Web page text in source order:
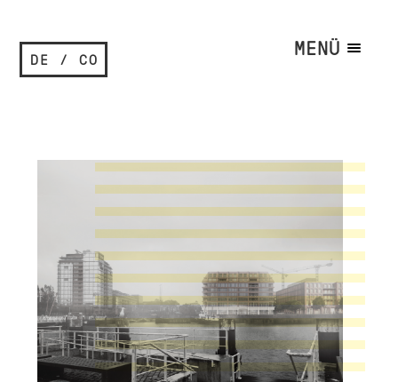
DE / CO MENÜ